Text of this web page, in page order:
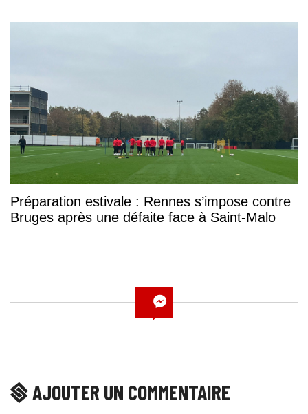
Préparation estivale : Rennes s’impose contre
Bruges après une défaite face à Saint-Malo
AJOUTER UN COMMENTAIRE